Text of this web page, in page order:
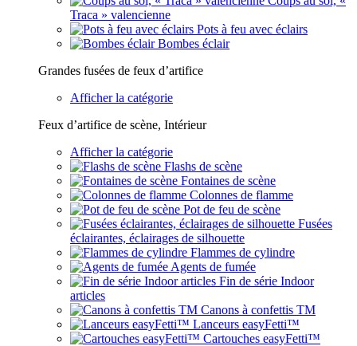
Traca » valencienne
Pots à feu avec éclairs
Bombes éclair
Grandes fusées de feux d’artifice
Afficher la catégorie
Feux d’artifice de scène, Intérieur
Afficher la catégorie
Flashs de scène
Fontaines de scène
Colonnes de flamme
Pot de feu de scène
Fusées
éclairantes, éclairages de silhouette
Flammes de cylindre
Agents de fumée
Fin de série Indoor
articles
Canons à confettis TM
Lanceurs easyFetti™
Cartouches easyFetti™